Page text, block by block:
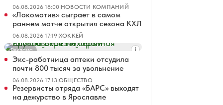
06.08.2026 18:00|НОВОСТИ КОМПАНИЙ
«Локомотив» сыграет в самом
раннем матче открытия сезона КХЛ
06.08.2026 17:19|ХОККЕЙ
Реклама
Экс-работница аптеки отсудила
почти 800 тысяч за увольнение
06.08.2026 17:13|ОБЩЕСТВО
Резервисты отряда «БАРС» выходят
на дежурство в Ярославле